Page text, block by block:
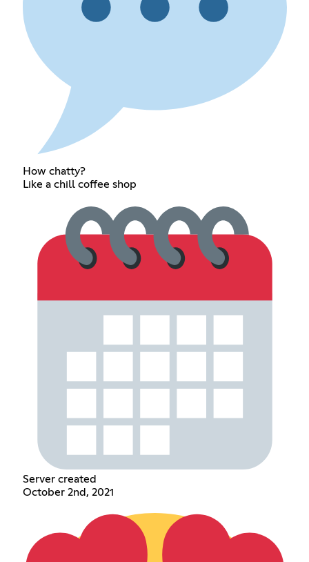
How chatty?
Like a chill coffee shop
Server created
October 2nd, 2021